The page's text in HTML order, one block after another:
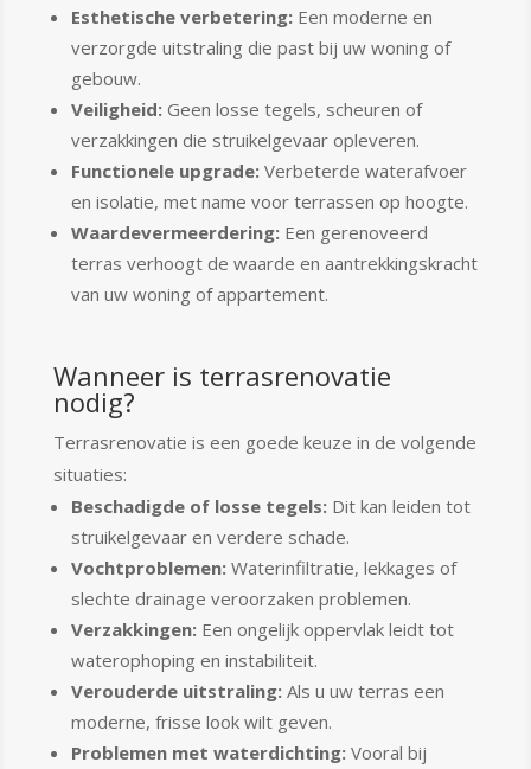
Esthetische verbetering:Een moderne en
verzorgde uitstraling die past bij uw woning of
gebouw.
Veiligheid:Geen losse tegels, scheuren of
verzakkingen die struikelgevaar opleveren.
Functionele upgrade:Verbeterde waterafvoer
en isolatie, met name voor terrassen op hoogte.
Waardevermeerdering:Een gerenoveerd
terras verhoogt de waarde en aantrekkingskracht
van uw woning of appartement.
Wanneer is terrasrenovatie
nodig?
Terrasrenovatie is een goede keuze in de volgende
situaties:
Beschadigde of losse tegels:Dit kan leiden tot
struikelgevaar en verdere schade.
Vochtproblemen:Waterinfiltratie, lekkages of
slechte drainage veroorzaken problemen.
Verzakkingen:Een ongelijk oppervlak leidt tot
waterophoping en instabiliteit.
Verouderde uitstraling:Als u uw terras een
moderne, frisse look wilt geven.
Problemen met waterdichting:Vooral bij